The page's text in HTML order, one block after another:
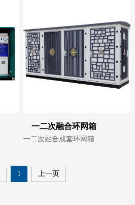
一二次融合环网箱
一二次融合成套环网箱
1 上一页